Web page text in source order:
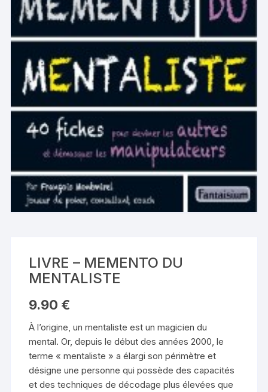
LIVRE – MEMENTO DU
MENTALISTE
9.90 €
À l’origine, un mentaliste est un magicien du
mental. Or, depuis le début des années 2000, le
terme « mentaliste » a élargi son périmètre et
désigne une personne qui possède des capacités
et des techniques de décodage plus élevées que